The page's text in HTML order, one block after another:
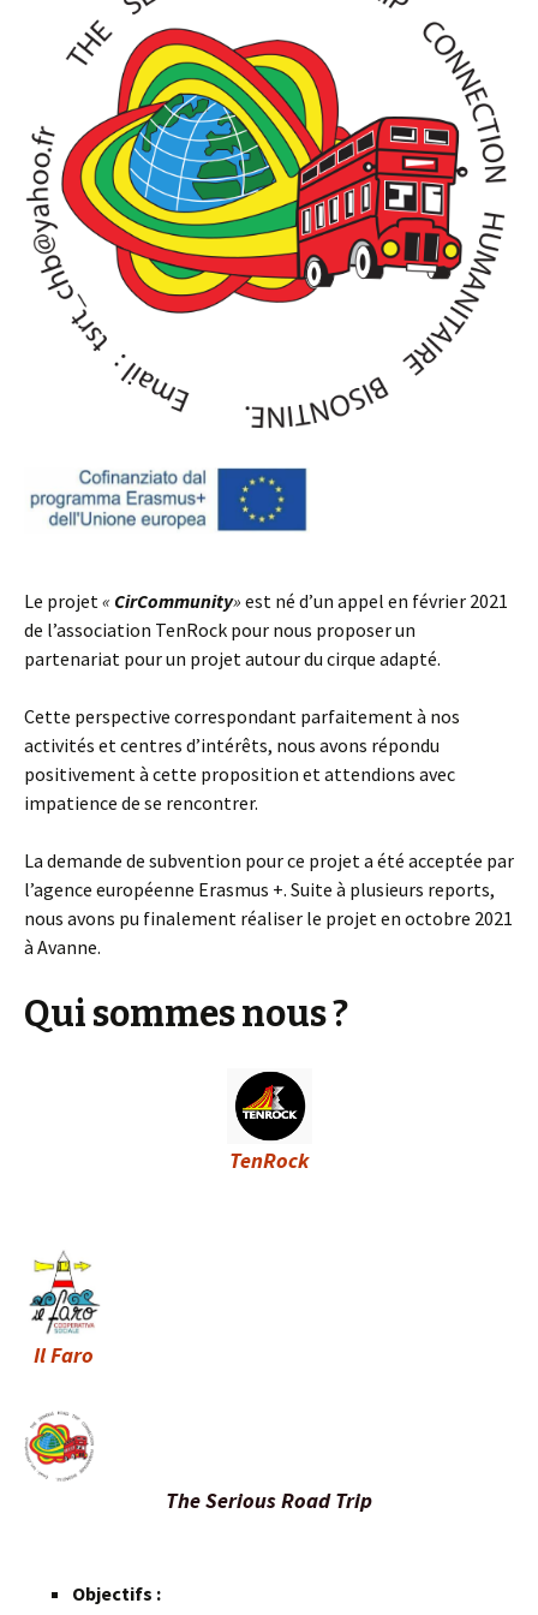
Le projet« CirCommunity» est né d’un appel en février 2021
de l’association TenRock pour nous proposer un
partenariat pour un projet autour du cirque adapté.
Cette perspective correspondant parfaitement à nos
activités et centres d’intérêts, nous avons répondu
positivement à cette proposition et attendions avec
impatience de se rencontrer.
La demande de subvention pour ce projet a été acceptée par
l’agence européenne Erasmus +. Suite à plusieurs reports,
nous avons pu finalement réaliser le projet en octobre 2021
à Avanne.
Qui sommes nous ?
TenRock
Il Faro
The Serious Road Trip
Objectifs :